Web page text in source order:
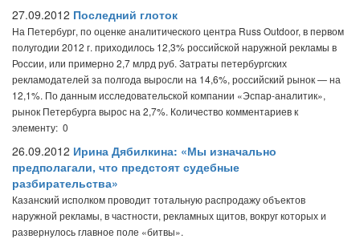
27.09.2012 Последний глоток
На Петербург, по оценке аналитического центра Russ Outdoor, в первом
полугодии 2012 г. приходилось 12,3% российской наружной рекламы в
России, или примерно 2,7 млрд руб. Затраты петербургских
рекламодателей за полгода выросли на 14,6%, российский рынок — на
12,1%. По данным исследовательской компании «Эспар-аналитик»,
рынок Петербурга вырос на 2,7%. Количество комментариев к
элементу: 0
26.09.2012 Ирина Дябилкина: «Мы изначально
предполагали, что предстоят судебные
разбирательства»
Казанский исполком проводит тотальную распродажу объектов
наружной рекламы, в частности, рекламных щитов, вокруг которых и
развернулось главное поле «битвы».